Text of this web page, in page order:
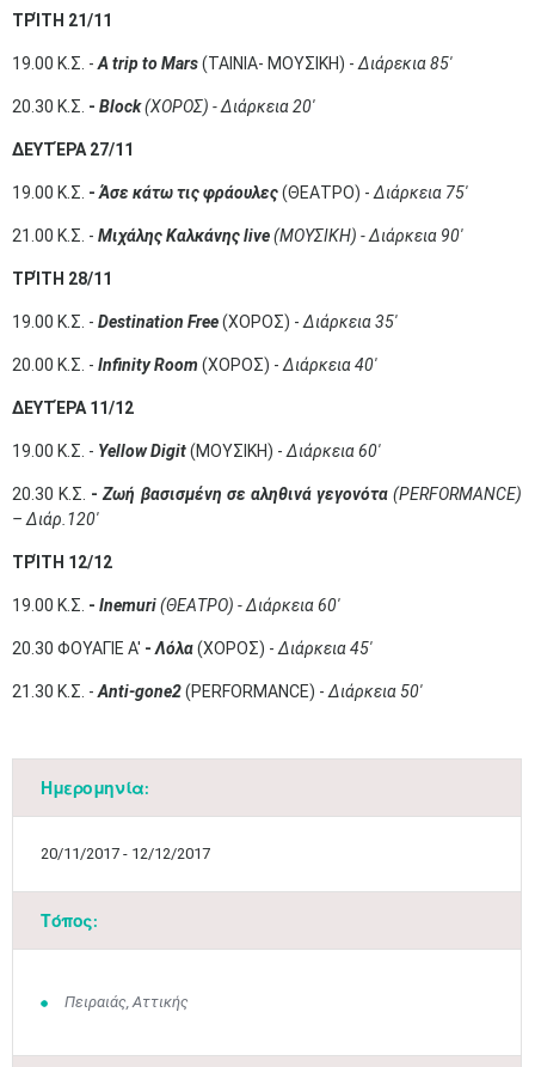
ΤΡΊΤΗ 21/11
19.00 Κ.Σ. - A trip to Mars(ΤΑΙΝΙΑ- ΜΟΥΣΙΚΗ) - Διάρεκια 85'
20.30 Κ.Σ. - Block(ΧΟΡΟΣ) - Διάρκεια 20'
ΔΕΥΤΈΡΑ 27/11
19.00 Κ.Σ. - Άσε κάτω τις φράουλες(ΘΕΑΤΡΟ) - Διάρκεια 75'
21.00 Κ.Σ. - Μιχάλης Καλκάνης live(ΜΟΥΣΙΚΗ) - Διάρκεια 90'
ΤΡΊΤΗ 28/11
19.00 Κ.Σ. - Destination Free(ΧΟΡΟΣ) - Διάρκεια 35'
20.00 Κ.Σ. - Infinity Room (ΧΟΡΟΣ) - Διάρκεια 40'
ΔΕΥΤΈΡΑ 11/12
19.00 Κ.Σ. - Yellow Digit(ΜΟΥΣΙΚΗ) - Διάρκεια 60'
20.30 Κ.Σ. -Ζωή βασισμένη σε αληθινά γεγονότα (PERFORMANCE)
– Διάρ.120'
ΤΡΊΤΗ 12/12
19.00 Κ.Σ. - Inemuri(ΘΕΑΤΡΟ) - Διάρκεια 60'
20.30 ΦΟΥΑΓΙΕ Α' - Λόλα(ΧΟΡΟΣ) - Διάρκεια 45'
21.30 Κ.Σ. - Anti-gone2(PERFORMANCE) - Διάρκεια 50'
Ημερομηνία:
20/11/2017 - 12/12/2017
Τόπος:
Πειραιάς, Αττικής